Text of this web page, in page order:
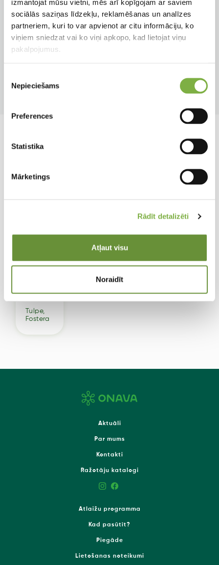
izmantojat mūsu vietni, mēs arī kopīgojam ar saviem
sociālās saziņas līdzekļu, reklamēšanas un analīzes
partneriem, kuri to var apvienot ar citu informāciju, ko
viņiem sniedzat vai ko viņi apkopo, kad lietojat viņu
pakalpojumus.
izvēle
Nepieciešams
Preferences
Statistika
Mārketings
Rādīt detalizēti
Atļaut visu
Noraidīt
Sīpolpuķe
Saulainām vietām
Pielietojums
Dobēm, podiem,
Ziedēšanas mēneši
Produkta tips
Foster
e
11/12
Tulpe,
Fostera
Aktuāli
Par mums
Kontakti
Ražotāju katalogi
Atlaižu programma
Kad pasūtīt?
Piegāde
Lietošanas noteikumi